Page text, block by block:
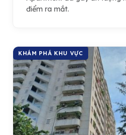
điểm ra mắt.
KHÁM PHÁ KHU VỰC